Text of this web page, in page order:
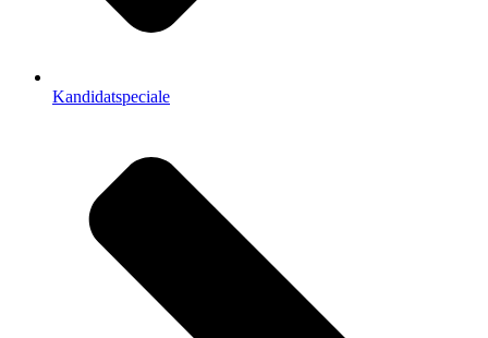
Kandidatspeciale